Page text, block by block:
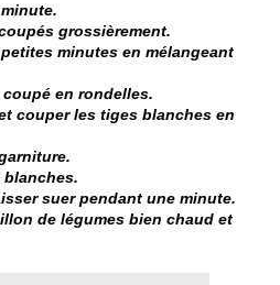
grossièrement.
minutes en mélangeant
en rondelles.
couper les tiges blanches en
suer pendant une minute.
de légumes bien chaud et